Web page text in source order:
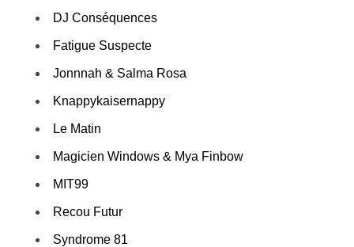
DJ Conséquences
Fatigue Suspecte
Jonnnah & Salma Rosa
Knappykaisernappy
Le Matin
Magicien Windows& Mya Finbow
MIT99
Recou Futur
Syndrome 81